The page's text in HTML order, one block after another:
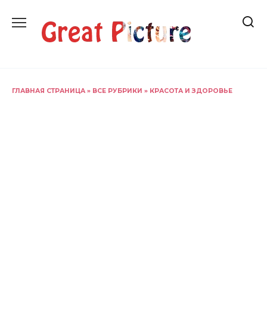
содержанию
ГЛАВНАЯ СТРАНИЦА » ВСЕ РУБРИКИ » КРАСОТА И ЗДОРОВЬЕ